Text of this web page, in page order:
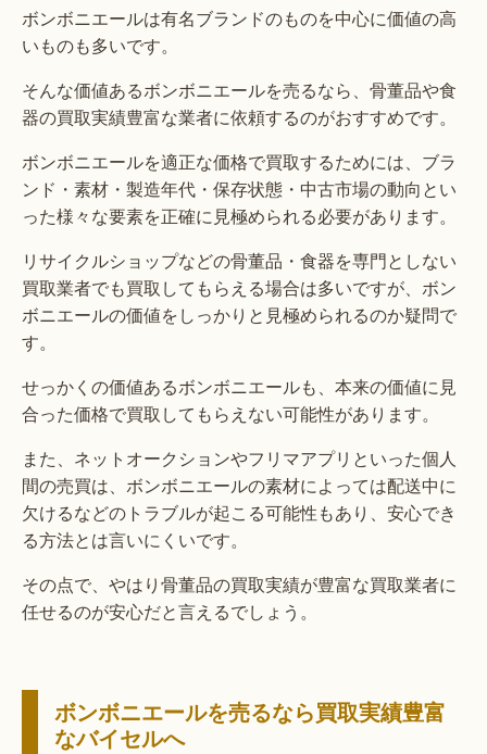
ボンボニエールは有名ブランドのものを中心に価値の高
いものも多いです。
そんな価値あるボンボニエールを売るなら、骨董品や食
器の買取実績豊富な業者に依頼するのがおすすめです。
ボンボニエールを適正な価格で買取するためには、ブラ
ンド・素材・製造年代・保存状態・中古市場の動向とい
った様々な要素を正確に見極められる必要があります。
リサイクルショップなどの骨董品・食器を専門としない
買取業者でも買取してもらえる場合は多いですが、ボン
ボニエールの価値をしっかりと見極められるのか疑問で
す。
せっかくの価値あるボンボニエールも、本来の価値に見
合った価格で買取してもらえない可能性があります。
また、ネットオークションやフリマアプリといった個人
間の売買は、ボンボニエールの素材によっては配送中に
欠けるなどのトラブルが起こる可能性もあり、安心でき
る方法とは言いにくいです。
その点で、やはり骨董品の買取実績が豊富な買取業者に
任せるのが安心だと言えるでしょう。
ボンボニエールを売るなら買取実績豊富
なバイセルへ